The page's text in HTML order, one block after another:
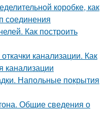
коробке, как
соединения
Как построить
канализации. Как
канализации
Напольные покрытия
Общие сведения о